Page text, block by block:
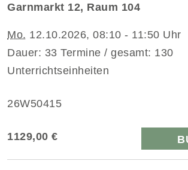
Garnmarkt 12, Raum 104
Mo. 12.10.2026, 08:10 - 11:50 Uhr
Dauer: 33 Termine / gesamt: 130
Unterrichtseinheiten
26W50415
1129,00 €